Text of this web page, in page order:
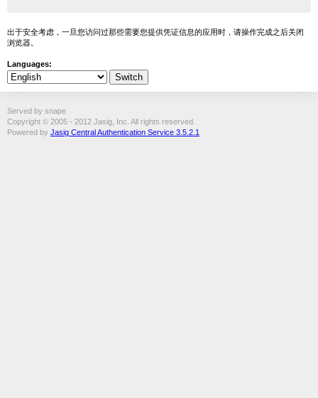
出于安全考虑，一旦您访问过那些需要您提供凭证信息的应用时，请操作完成之后关闭
浏览器。
Languages:
Served by snape
Copyright © 2005 - 2012 Jasig, Inc. All rights reserved.
Powered by Jasig Central Authentication Service 3.5.2.1